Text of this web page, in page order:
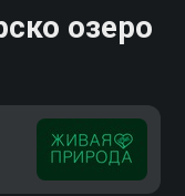
озеро